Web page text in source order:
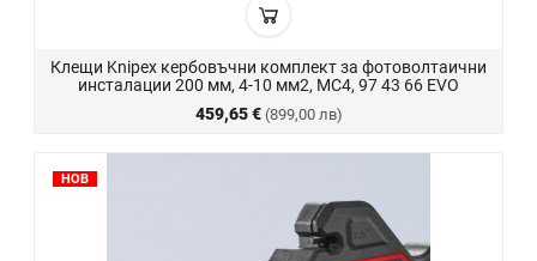
Клещи Knipex кербовъчни комплект за фотоволтаични
инсталации 200 мм, 4-10 мм2, MC4, 97 43 66 EVO
459,65 € (899,00 лв)
НОВ